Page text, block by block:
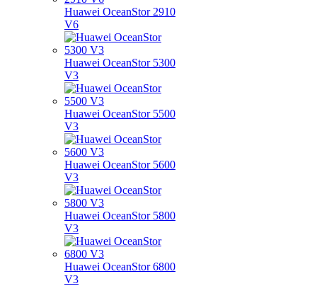
Huawei OceanStor 2910
V6
Huawei OceanStor 5300
V3
Huawei OceanStor 5500
V3
Huawei OceanStor 5600
V3
Huawei OceanStor 5800
V3
Huawei OceanStor 6800
V3